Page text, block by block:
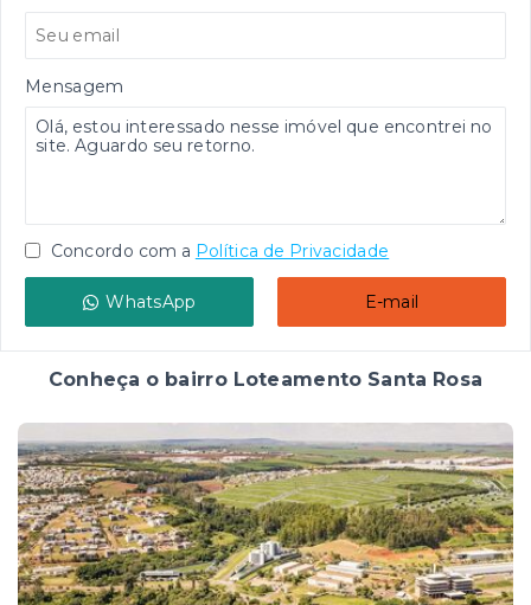
Mensagem
Concordo com a Política de Privacidade
WhatsApp E-mail
Conheça o bairro Loteamento Santa Rosa